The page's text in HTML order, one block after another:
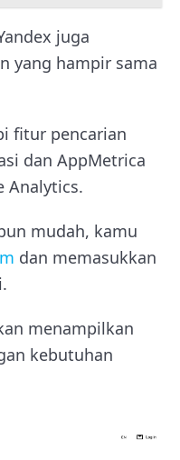
juga
yang hampir sama
fitur pencarian
dan AppMetrica
Analytics.
mudah, kamu
dan memasukkan
menampilkan
kebutuhan